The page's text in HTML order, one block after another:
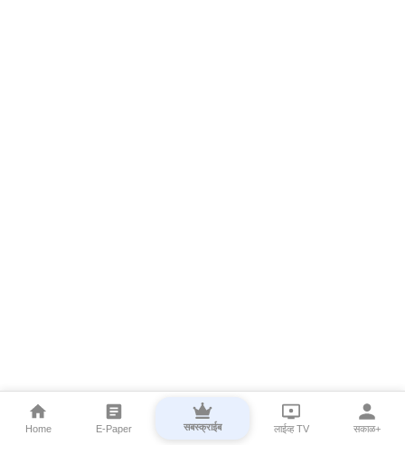
Home E-Paper सबस्क्राईब लाईव्ह TV सकाळ+